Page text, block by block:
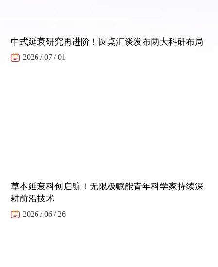
中式延衰研究再进阶！圆桌汇谈发布两大科研布局
2026 / 07 / 01
草本延衰科创启航！无限极赋能青年科学家持续深
耕前沿技术
2026 / 06 / 26